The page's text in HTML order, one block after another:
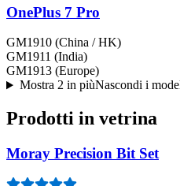
OnePlus 7 Pro
GM1910 (China / HK)
GM1911 (India)
GM1913 (Europe)
Mostra 2 in piùNascondi i
Prodotti in vetrina
Moray Precision Bit Set